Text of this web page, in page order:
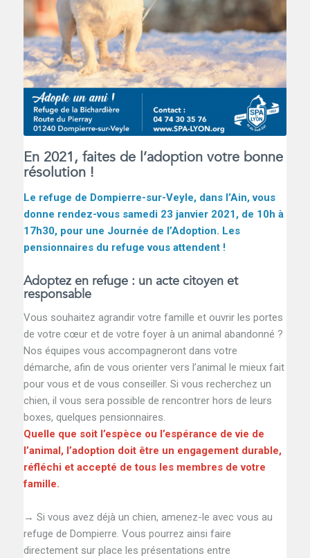
En 2021, faites de l’adoption votre bonne
résolution !
Le refuge de Dompierre-sur-Veyle, dans l’Ain, vous
donne rendez-vous samedi 23 janvier 2021, de 10h à
17h30, pour une Journée de l’Adoption. Les
pensionnaires du refuge vous attendent !
Adoptez en refuge : un acte citoyen et
responsable
Vous souhaitez agrandir votre famille et ouvrir les portes
de votre cœur et de votre foyer à un animal abandonné ?
Nos équipes vous accompagneront dans votre
démarche, afin de vous orienter vers l’animal le mieux fait
pour vous et de vous conseiller. Si vous recherchez un
chien, il vous sera possible de rencontrer hors de leurs
boxes, quelques pensionnaires.
Quelle que soit l’espèce ou l’espérance de vie de
l’animal, l’adoption doit être un engagement durable,
réfléchi et accepté de tous les membres de votre
famille.
→ Si vous avez déjà un chien, amenez-le avec vous au
refuge de Dompierre. Vous pourrez ainsi faire
directement sur place les présentations entre